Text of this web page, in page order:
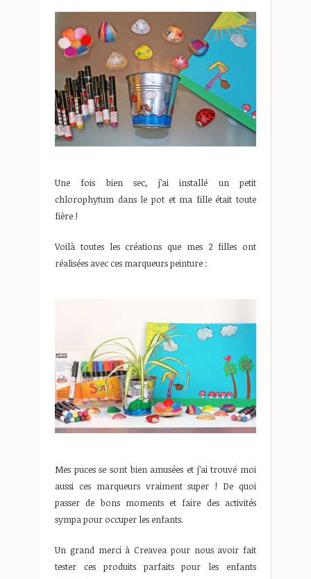
Une fois bien sec, j’ai installé un petit
chlorophytum dans le pot et ma fille était toute
fière !
Voilà toutes les créations que mes 2 filles ont
réalisées avec ces marqueurs peinture :
Mes puces se sont bien amusées et j’ai trouvé moi
aussi ces marqueurs vraiment super ! De quoi
passer de bons moments et faire des activités
sympa pour occuper les enfants.
Un grand merci à Creavea pour nous avoir fait
tester ces produits parfaits pour les enfants